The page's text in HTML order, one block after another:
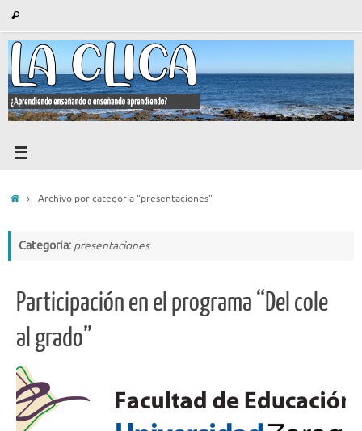
contenido
Buscar
InicioArchivo por categoría "presentaciones"
Categoría: presentaciones
Participación en el programa “Del cole
al grado”